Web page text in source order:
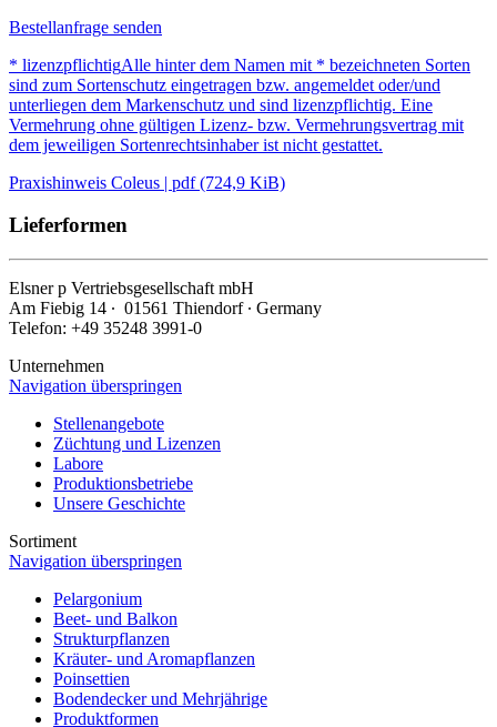
Bestellanfrage senden
* lizenzpflichtigAlle hinter dem Namen mit * bezeichneten Sorten
sind zum Sortenschutz eingetragen bzw. angemeldet oder/und
unterliegen dem Markenschutz und sind lizenzpflichtig. Eine
Vermehrung ohne gültigen Lizenz- bzw. Vermehrungsvertrag mit
dem jeweiligen Sortenrechtsinhaber ist nicht gestattet.
Praxishinweis Coleus | pdf (724,9 KiB)
Lieferformen
Elsnerp Vertriebsgesellschaft mbH
Am Fiebig 14 ∙ 01561 Thiendorf ∙ Germany
Telefon: +49 35248 3991-0
Unternehmen
Navigation überspringen
Stellenangebote
Züchtung und Lizenzen
Labore
Produktionsbetriebe
Unsere Geschichte
Sortiment
Navigation überspringen
Pelargonium
Beet- und Balkon
Strukturpflanzen
Kräuter- und Aromapflanzen
Poinsettien
Bodendecker und Mehrjährige
Produktformen